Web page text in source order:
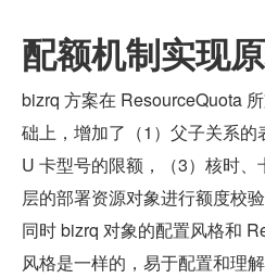
配额机制实现
bizrq 方案在 ResourceQuota
础上，增加了（1）父子关系
U 卡型号的限额，（3）核时
层的部署资源对象进行额度校
同时 bizrq 对象的配置风格和
风格是一样的，易于配置和理